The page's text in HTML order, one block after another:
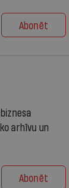
Abonēt
arhīvu un
Abonēt